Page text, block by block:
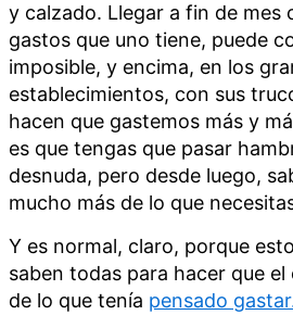
y calzado. Llegar a fin de mes
gastos que uno tiene, puede
imposible, y encima, en los
establecimientos, con sus
hacen que gastemos más y
es que tengas que pasar
desnuda, pero desde luego,
mucho más de lo que
Y es normal, claro, porque
saben todas para hacer que
de lo que tenía pensado